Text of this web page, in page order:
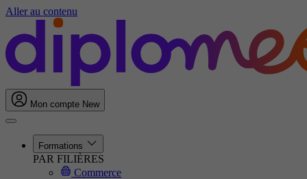
Aller au contenu
Mon compte New
Formations
PAR FILIÈRES
Commerce